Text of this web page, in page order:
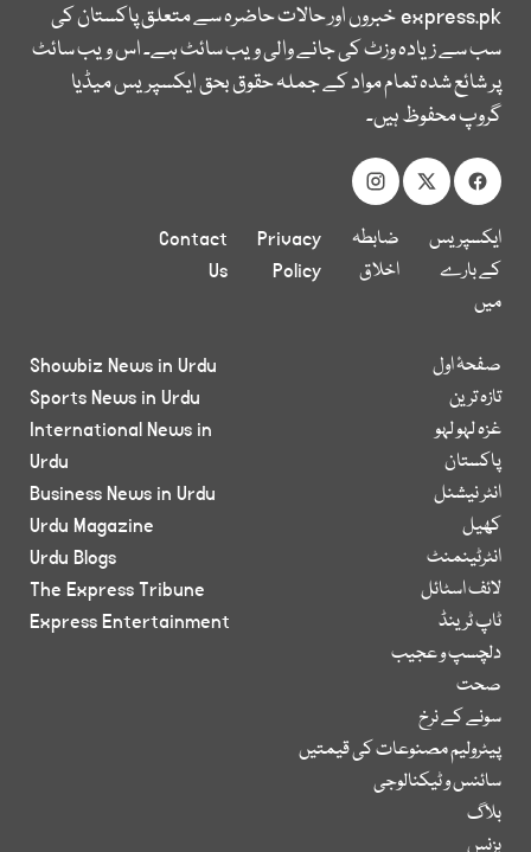
express.pkخبروں اور حالات حاضرہ سے متعلق پاکستان کی
سب سے زیادہ وزٹ کی جانے والی ویب سائٹ ہے۔ اس ویب سائٹ
پر شائع شدہ تمام مواد کے جملہ حقوق بحق ایکسپریس میڈیا
گروپ محفوظ ہیں۔
ایکسپریس
کے بارے
میں
ضابطہ
اخلاق
Privacy
Policy
Contact
Us
صفحۂ اول
تازہ ترین
غزہ لہو لہو
پاکستان
انٹر نیشنل
کھیل
انٹرٹینمنٹ
لائف اسٹائل
ٹاپ ٹرینڈ
دلچسپ و عجیب
صحت
سونے کے نرخ
پیٹرولیم مصنوعات کی قیمتیں
سائنس و ٹیکنالوجی
بلاگ
بزنس
Showbiz News in Urdu
Sports News in Urdu
International News in
Urdu
Business News in Urdu
Urdu Magazine
Urdu Blogs
The Express Tribune
Express Entertainment